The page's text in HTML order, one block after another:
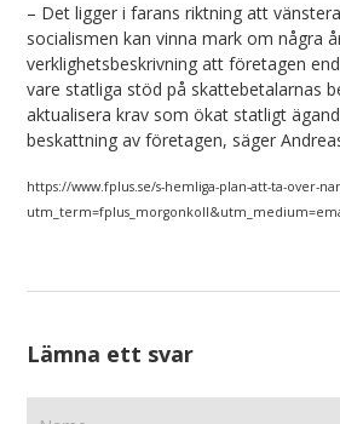
– Det ligger i farans riktning att
socialismen kan vinna mark om några
verklighetsbeskrivning att företagen
vare statliga stöd på skattebetalarnas
aktualisera krav som ökat statligt
beskattning av företagen, säger
https://www.fplus.se/s-hemliga-plan-att-ta-over-
Lämna ett svar